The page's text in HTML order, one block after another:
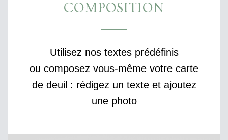
COMPOSITION
Utilisez nos textes prédéfinis
ou composez vous-même votre carte
de deuil : rédigez un texte et ajoutez
une photo